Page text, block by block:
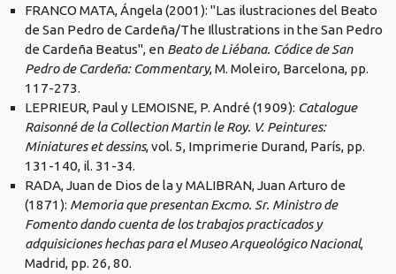
FRANCO MATA, Ángela (2001): "Las ilustraciones del Beato
de San Pedro de Cardeña/The Illustrations in the San Pedro
de Cardeña Beatus", en Beato de Liébana. Códice de San
Pedro de Cardeña: Commentary, M. Moleiro, Barcelona, pp.
117-273.
LEPRIEUR, Paul y LEMOISNE, P. André (1909): Catalogue
Raisonné de la Collection Martin le Roy. V. Peintures:
Miniatures et dessins, vol. 5, Imprimerie Durand, París, pp.
131-140, il. 31-34.
RADA, Juan de Dios de la y MALIBRAN, Juan Arturo de
(1871): Memoria que presentan Excmo. Sr. Ministro de
Fomento dando cuenta de los trabajos practicados y
adquisiciones hechas para el Museo Arqueológico Nacional,
Madrid, pp. 26, 80.